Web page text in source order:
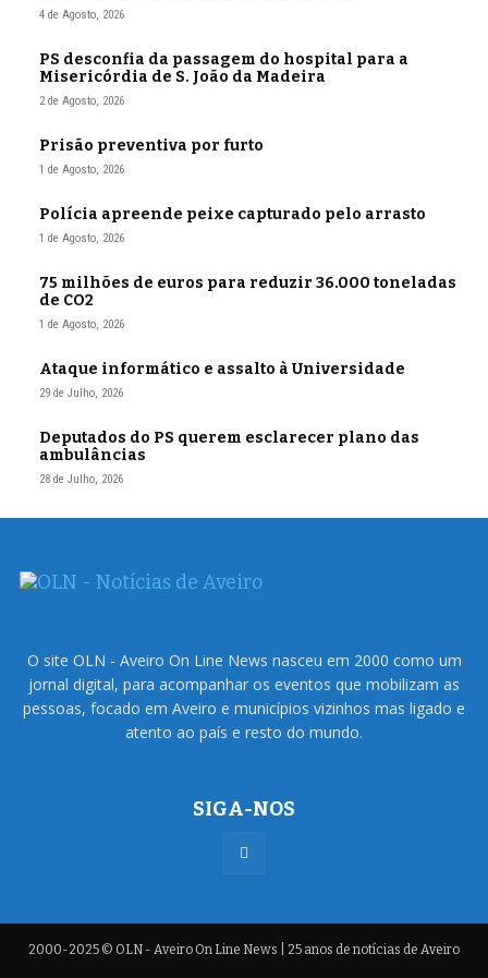
4 de Agosto, 2026
PS desconfia da passagem do hospital para a
Misericórdia de S. João da Madeira
2 de Agosto, 2026
Prisão preventiva por furto
1 de Agosto, 2026
Polícia apreende peixe capturado pelo arrasto
1 de Agosto, 2026
75 milhões de euros para reduzir 36.000 toneladas
de CO2
1 de Agosto, 2026
Ataque informático e assalto à Universidade
29 de Julho, 2026
Deputados do PS querem esclarecer plano das
ambulâncias
28 de Julho, 2026
O site OLN - Aveiro On Line News nasceu em 2000 como um
jornal digital, para acompanhar os eventos que mobilizam as
pessoas, focado em Aveiro e municípios vizinhos mas ligado e
atento ao país e resto do mundo.
SIGA-NOS
2000-2025 © OLN - Aveiro On Line News | 25 anos de notícias de Aveiro